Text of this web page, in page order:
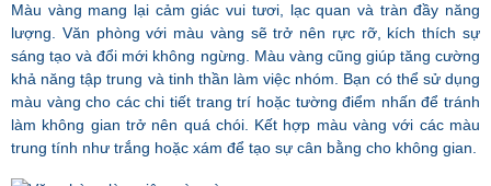
Màu vàng mang lại cảm giác vui tươi, lạc quan và tràn đầy năng
lượng. Văn phòng với màu vàng sẽ trở nên rực rỡ, kích thích sự
sáng tạo và đổi mới không ngừng. Màu vàng cũng giúp tăng cường
khả năng tập trung và tinh thần làm việc nhóm. Bạn có thể sử dụng
màu vàng cho các chi tiết trang trí hoặc tường điểm nhấn để tránh
làm không gian trở nên quá chói. Kết hợp màu vàng với các màu
trung tính như trắng hoặc xám để tạo sự cân bằng cho không gian.